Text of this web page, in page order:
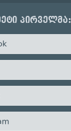
პირველმა: